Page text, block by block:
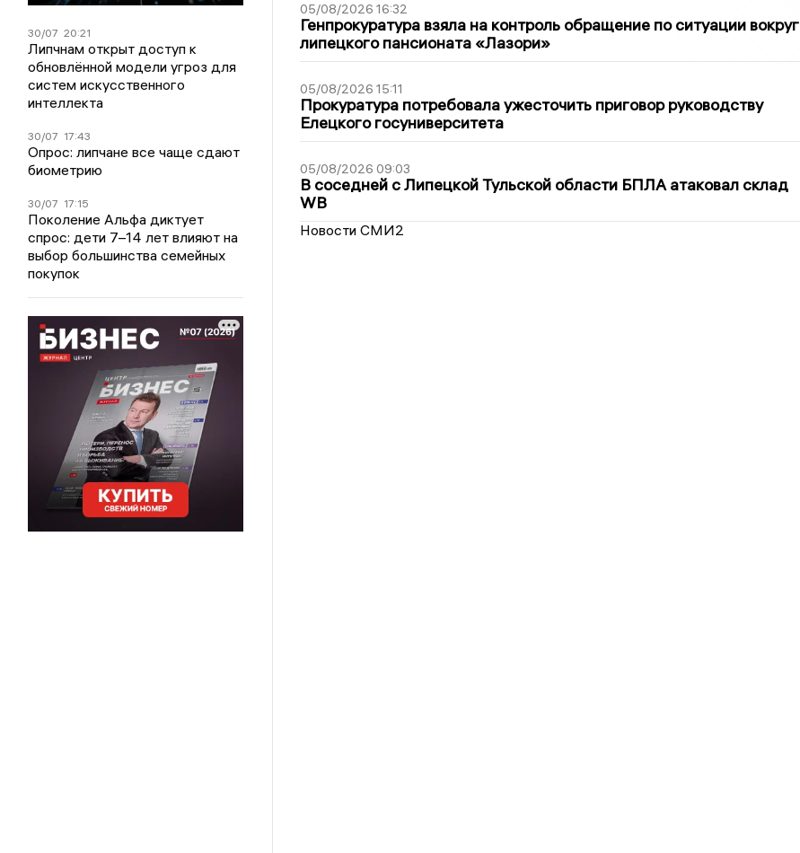
30/07 20:21
Липчнам открыт доступ к
обновлённой модели угроз для
систем искусственного
интеллекта
30/07 17:43
Опрос: липчане все чаще сдают
биометрию
30/07 17:15
Поколение Альфа диктует
спрос: дети 7–14 лет влияют на
выбор большинства семейных
покупок
05/08/2026 16:32
Генпрокуратура взяла на контроль обращение по ситуации вокруг
липецкого пансионата «Лазори»
05/08/2026 15:11
Прокуратура потребовала ужесточить приговор руководству
Елецкого госуниверситета
05/08/2026 09:03
В соседней с Липецкой Тульской области БПЛА атаковал склад
WB
Новости СМИ2